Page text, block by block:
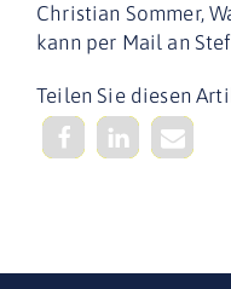
Christian Sommer,
kann per Mail an
Teilen Sie diesen